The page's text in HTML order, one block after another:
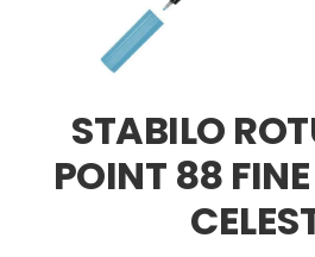
STABILO
POINT 88